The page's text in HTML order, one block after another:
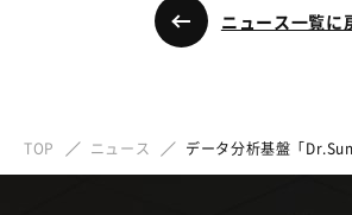
ニュース一覧に
TOP ニュース データ分析基盤「